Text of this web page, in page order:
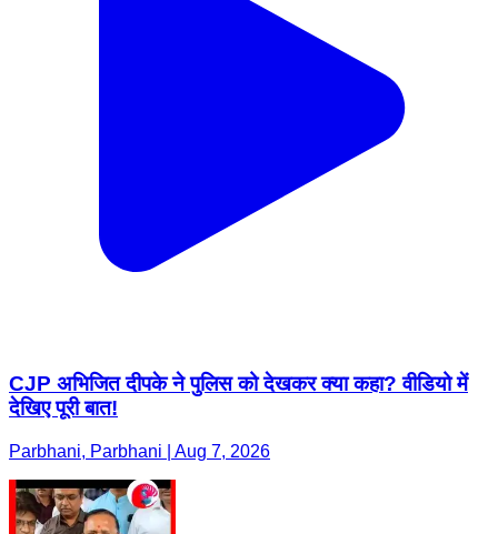
CJP अभिजित दीपके ने पुलिस को देखकर क्या कहा? वीडियो में
देखिए पूरी बात!
Parbhani, Parbhani | Aug 7, 2026